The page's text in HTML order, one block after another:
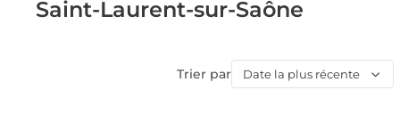
Saint-Laurent-sur-Saône
Trier par Date la plus récente